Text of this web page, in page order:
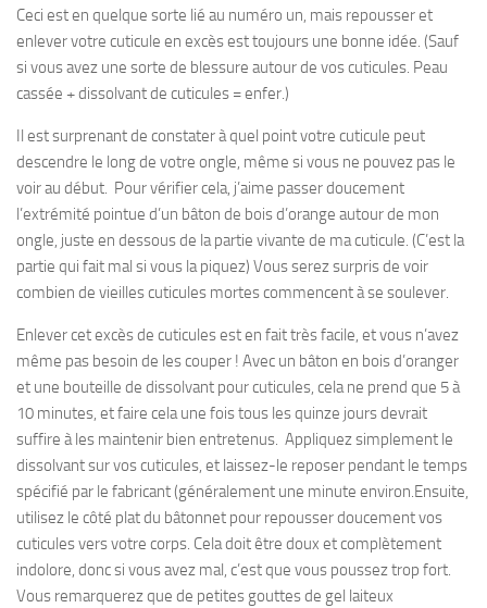
Ceci est en quelque sorte lié au numéro un, mais repousser et
enlever votre cuticule en excès est toujours une bonne idée. (Sauf
si vous avez une sorte de blessure autour de vos cuticules. Peau
cassée + dissolvant de cuticules = enfer.)
Il est surprenant de constater à quel point votre cuticule peut
descendre le long de votre ongle, même si vous ne pouvez pas le
voir au début. Pour vérifier cela, j’aime passer doucement
l’extrémité pointue d’un bâton de bois d’orange autour de mon
ongle, juste en dessous de la partie vivante de ma cuticule. (C’est la
partie qui fait mal si vous la piquez) Vous serez surpris de voir
combien de vieilles cuticules mortes commencent à se soulever.
Enlever cet excès de cuticules est en fait très facile, et vous n’avez
même pas besoin de les couper ! Avec un bâton en bois d’oranger
et une bouteille de dissolvant pour cuticules, cela ne prend que 5 à
10 minutes, et faire cela une fois tous les quinze jours devrait
suffire à les maintenir bien entretenus. Appliquez simplement le
dissolvant sur vos cuticules, et laissez-le reposer pendant le temps
spécifié par le fabricant (généralement une minute environ.Ensuite,
utilisez le côté plat du bâtonnet pour repousser doucement vos
cuticules vers votre corps. Cela doit être doux et complètement
indolore, donc si vous avez mal, c’est que vous poussez trop fort.
Vous remarquerez que de petites gouttes de gel laiteux